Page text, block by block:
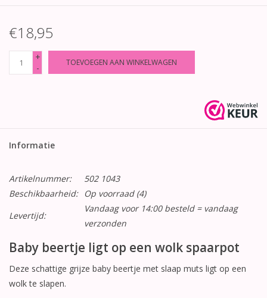
€18,95
+
-
TOEVOEGEN AAN WINKELWAGEN
Informatie
Artikelnummer:
502 1043
Beschikbaarheid:
Op voorraad(4)
Levertijd:
Vandaag voor 14:00 besteld = vandaag
verzonden
Baby beertje ligt op een wolk spaarpot
Deze schattige grijze baby beertje met slaap muts ligt op een
wolk te slapen.